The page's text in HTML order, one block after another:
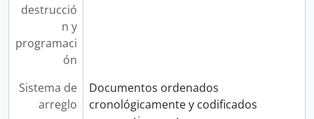
destrucció
n y
programaci
ón
Sistema de
arreglo
Documentos ordenados
cronológicamente y codificados